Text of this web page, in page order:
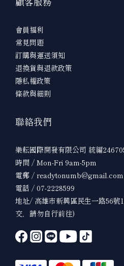
會員福利
常見問題
訂購與運送須知
退換貨與退款政策
隱私權政策
條款與細則
聯絡我們
樂耘國際開發有限公司 統編
時間 / Mon-Fri 9am-5pm
電郵 / readytonumb@gmail.com
電話 / 07-2228599
地址/ 高雄市新興區民生一路56號
交，請勿自行前往)